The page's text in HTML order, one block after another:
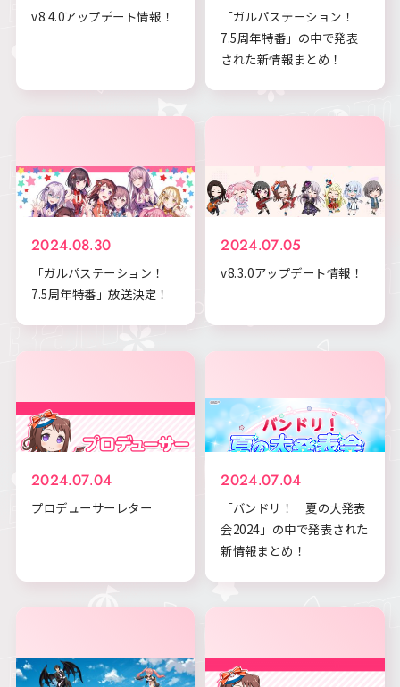
v8.4.0アップデート情報！
「ガルパステーション！
7.5周年特番」の中で発表
された新情報まとめ！
2024.08.30
「ガルパステーション！
7.5周年特番」放送決定！
2024.07.05
v8.3.0アップデート情報！
2024.07.04
プロデューサーレター
2024.07.04
「バンドリ！ 夏の大発表
会2024」の中で発表された
新情報まとめ！